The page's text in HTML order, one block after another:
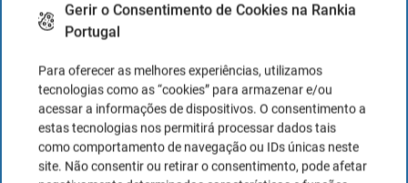
Gerir o Consentimento de Cookies na Rankia
Portugal
Para oferecer as melhores experiências, utilizamos
tecnologias como as “cookies” para armazenar e/ou
acessar a informações de dispositivos. O consentimento a
estas tecnologias nos permitirá processar dados tais
como comportamento de navegação ou IDs únicas neste
site. Não consentir ou retirar o consentimento, pode afetar